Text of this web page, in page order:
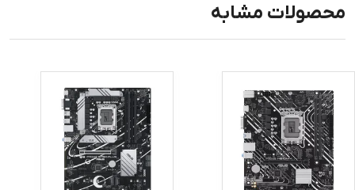
محصولات مشابه